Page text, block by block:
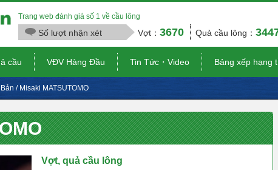
Trang web đánh giá số 1 về cầu lông
Số lượt nhận xét Vợt： 3670 Quả cầu lông：
cầu VĐV Hàng Đầu Tin Tức・Video Bảng xếp hạng
/ Misaki MATSUTOMO
Vợt, quả cầu lông